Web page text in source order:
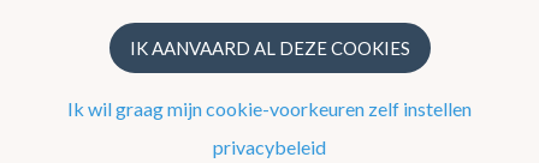
Klimatologische kaarten
Klimaatnormalen te Ukkel
Klimaatatlas
Klimaat in uw gemeenteprivacybeleid
IK AANVAARD AL DEZE COOKIES
Ik wil graag mijn cookie-voorkeuren zelf instellen